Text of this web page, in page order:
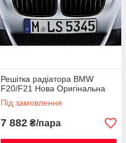
Решітка радіатора BMW
F20/F21 Нова Оригінальна
Під замовлення
7 882 ₴/пара